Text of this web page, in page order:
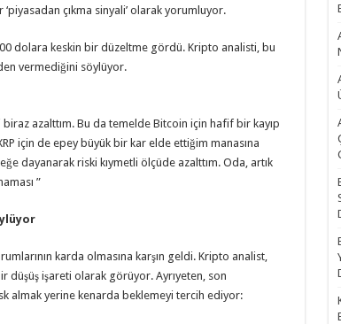
çıkma sinyali’ olarak yorumluyor.
dolara keskin bir düzeltme gördü. Kripto analisti, bu
vermediğini söylüyor.
azalttım. Bu da temelde Bitcoin için hafif bir kayıp
için de epey büyük bir kar elde ettiğim manasına
dayanarak riski kıymetli ölçüde azalttım. Oda, artık
”
karda olmasına karşın geldi. Kripto analist,
düşüş işareti olarak görüyor. Ayrıyeten, son
almak yerine kenarda beklemeyi tercih ediyor: